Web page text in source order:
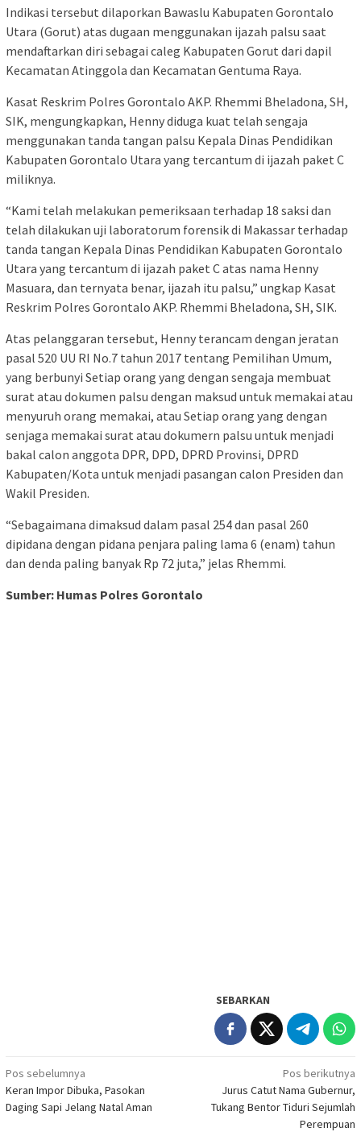
Indikasi tersebut dilaporkan Bawaslu Kabupaten Gorontalo
Utara (Gorut) atas dugaan menggunakan ijazah palsu saat
mendaftarkan diri sebagai caleg Kabupaten Gorut dari dapil
Kecamatan Atinggola dan Kecamatan Gentuma Raya.
Kasat Reskrim Polres Gorontalo AKP. Rhemmi Bheladona, SH,
SIK, mengungkapkan, Henny diduga kuat telah sengaja
menggunakan tanda tangan palsu Kepala Dinas Pendidikan
Kabupaten Gorontalo Utara yang tercantum di ijazah paket C
miliknya.
“Kami telah melakukan pemeriksaan terhadap 18 saksi dan
telah dilakukan uji laboratorum forensik di Makassar terhadap
tanda tangan Kepala Dinas Pendidikan Kabupaten Gorontalo
Utara yang tercantum di ijazah paket C atas nama Henny
Masuara, dan ternyata benar, ijazah itu palsu,” ungkap Kasat
Reskrim Polres Gorontalo AKP. Rhemmi Bheladona, SH, SIK.
Atas pelanggaran tersebut, Henny terancam dengan jeratan
pasal 520 UU RI No.7 tahun 2017 tentang Pemilihan Umum,
yang berbunyi Setiap orang yang dengan sengaja membuat
surat atau dokumen palsu dengan maksud untuk memakai atau
menyuruh orang memakai, atau Setiap orang yang dengan
senjaga memakai surat atau dokumern palsu untuk menjadi
bakal calon anggota DPR, DPD, DPRD Provinsi, DPRD
Kabupaten/Kota untuk menjadi pasangan calon Presiden dan
Wakil Presiden.
“Sebagaimana dimaksud dalam pasal 254 dan pasal 260
dipidana dengan pidana penjara paling lama 6 (enam) tahun
dan denda paling banyak Rp 72 juta,” jelas Rhemmi.
Sumber: Humas Polres Gorontalo
SEBARKAN
Navigasi
pos
Pos sebelumnya
Keran Impor Dibuka, Pasokan
Daging Sapi Jelang Natal Aman
Pos berikutnya
Jurus Catut Nama Gubernur,
Tukang Bentor Tiduri Sejumlah
Perempuan